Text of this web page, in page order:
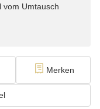
vom Umtausch
Merken